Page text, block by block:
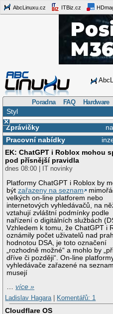
AbcLinuxu.cz ITBiz.cz
Poradna FAQ Hardware
Styl
×
Zprávičky
Pracovní nabídky
EK: ChatGPT i Roblox mohou
pod přísnější pravidla
dnes 08:00 | IT novinky
Platformy ChatGPT i Roblox by
býtzařazeny na seznam
velkých on-line platforem nebo
internetových vyhledávačů, na
vztahují zvláštní podmínky podle
nařízení o digitálních službách
Vzhledem k tomu, že ChatGPT i
oznámily počet uživatelů nad
hodnotou DSA, je toto označení
„rozhodně možné“ a mohlo by
dříve či později“. On-line
vyhledávače zařazené na
musejí
…více »
Ladislav Hagara
Komentářů: 1
Cloudflare OS